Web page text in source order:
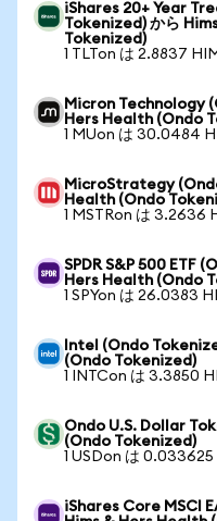
iShares 20+ Year
Tokenized) から
Tokenized)
1 TLTon は 2.8837
Micron Technology
Hers Health (Ondo
1 MUon は 30.0484
MicroStrategy
Health (Ondo
1 MSTRon は 3.2636
SPDR S&P 500 ETF
Hers Health (Ondo
1 SPYon は 26.0383
Intel (Ondo
(Ondo Tokenized)
1 INTCon は 3.3850
Ondo U.S. Dollar
(Ondo Tokenized)
1 USDon は
iShares Core MSCI